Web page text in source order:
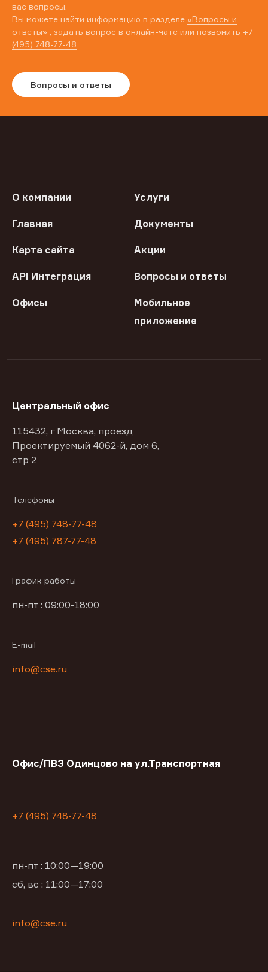
вас вопросы.
Вы можете найти информацию в разделе «Вопросы и
ответы» , задать вопрос в онлайн-чате или позвонить +7
(495) 748-77-48
Вопросы и ответы
О компании Услуги
Главная Документы
Карта сайта Акции
API Интеграция Вопросы и ответы
Офисы
Мобильное
приложение
Центральный офис
115432, г Москва, проезд
Проектируемый 4062-й, дом 6,
стр 2
Телефоны
+7 (495) 748-77-48
+7 (495) 787-77-48
График работы
пн-пт : 09:00-18:00
E-mail
info@cse.ru
Офис/ПВЗ Одинцово на ул.Транспортная
+7 (495) 748-77-48
пн-пт : 10:00—19:00
сб, вс : 11:00—17:00
info@cse.ru